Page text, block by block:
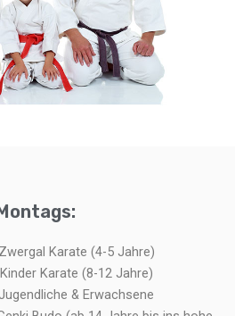
Karate (4-5 Jahre)
Karate (8-12 Jahre)
& Erwachsene